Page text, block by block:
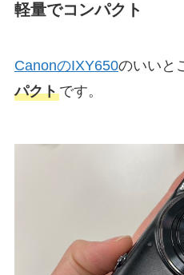
軽量でコンパクト
CanonのIXY650のいいと
パクトです。